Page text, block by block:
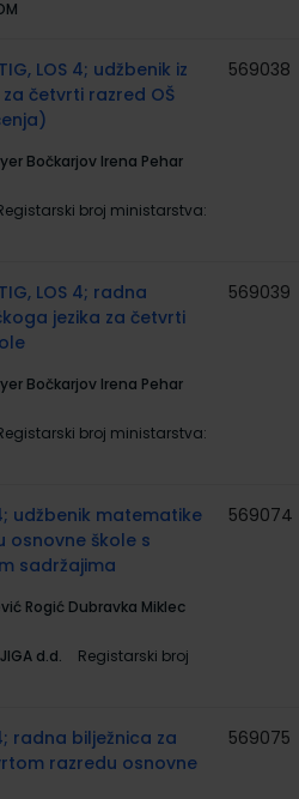
LOS 4; udžbenik iz
četvrti razred OŠ
Bočkarjov Irena Pehar
broj ministarstva:
569038
LOS 4; radna
jezika za četvrti
Bočkarjov Irena Pehar
broj ministarstva:
569039
4; udžbenik matematike
osnovne škole s
sadržajima
Rogić Dubravka Miklec
d.d.
Registarski broj
569074
radna bilježnica za
razredu osnovne
569075